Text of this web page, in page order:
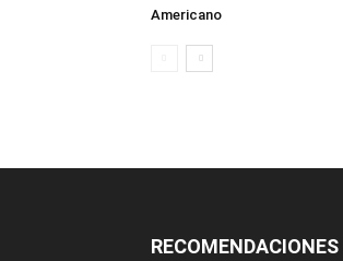
Americano
RECOMENDACIONES